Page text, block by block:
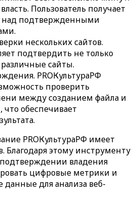
Пользователь получает
над подтвержденными
нескольких сайтов.
подтвердить не только
сайты.
PROКультураРФ
проверить
между созданием файла и
обеспечивает
PROКультураРФ имеет
Благодаря этому инструменту
владения
цифровые метрики и
для анализа веб-